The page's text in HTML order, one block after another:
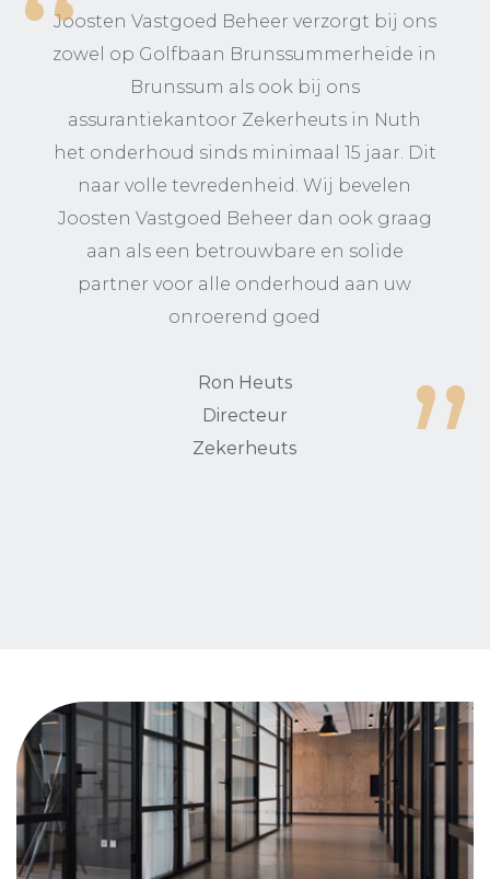
Joosten Vastgoed Beheer verzorgt bij ons
zowel op Golfbaan Brunssummerheide in
Brunssum als ook bij ons
assurantiekantoor Zekerheuts in Nuth
het onderhoud sinds minimaal 15 jaar. Dit
naar volle tevredenheid. Wij bevelen
Joosten Vastgoed Beheer dan ook graag
aan als een betrouwbare en solide
partner voor alle onderhoud aan uw
onroerend goed
Ron Heuts
Directeur
Zekerheuts